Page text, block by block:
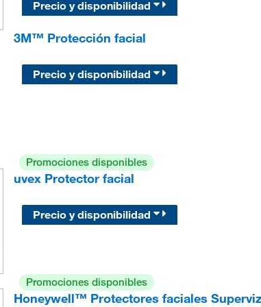
Precio y disponibilidad
3M™ Protección facial
Precio y disponibilidad
Promociones disponibles
uvex Protector facial
Precio y disponibilidad
Promociones disponibles
Honeywell™ Protectores faciales